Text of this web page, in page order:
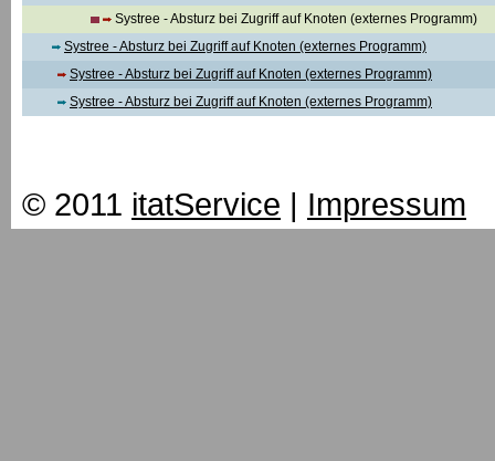
Systree - Absturz bei Zugriff auf Knoten (externes Programm)
Systree - Absturz bei Zugriff auf Knoten (externes Programm)
Systree - Absturz bei Zugriff auf Knoten (externes Programm)
Systree - Absturz bei Zugriff auf Knoten (externes Programm)
© 2011 itatService | Impressum